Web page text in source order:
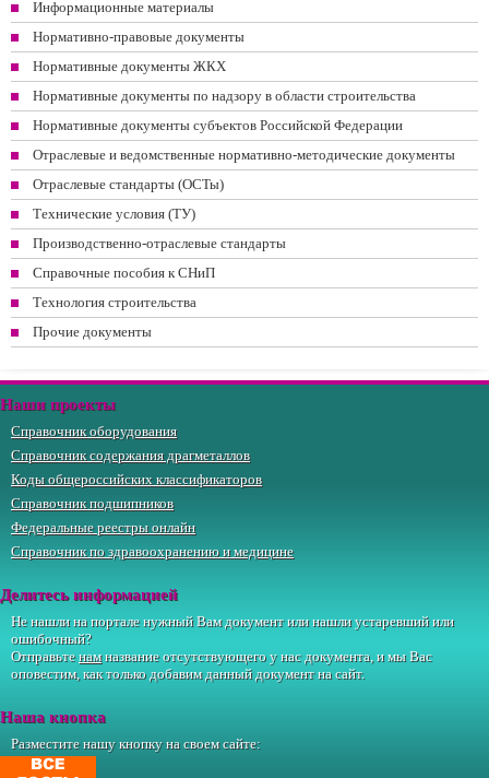
Информационные материалы
Нормативно-правовые документы
Нормативные документы ЖКХ
Нормативные документы по надзору в области строительства
Нормативные документы субъектов Российской Федерации
Отраслевые и ведомственные нормативно-методические документы
Отраслевые стандарты (ОСТы)
Технические условия (ТУ)
Производственно-отраслевые стандарты
Справочные пособия к СНиП
Технология строительства
Прочие документы
Наши проекты
Справочник оборудования
Справочник содержания драгметаллов
Коды общероссийских классификаторов
Справочник подшипников
Федеральные реестры онлайн
Справочник по здравоохранению и медицине
Делитесь информацией
Не нашли на портале нужный Вам документ или нашли устаревший или
ошибочный?
Отправьтенамназвание отсутствующего у нас документа, и мы Вас
оповестим, как только добавим данный документ на сайт.
Наша кнопка
Разместите нашу кнопку на своем сайте: